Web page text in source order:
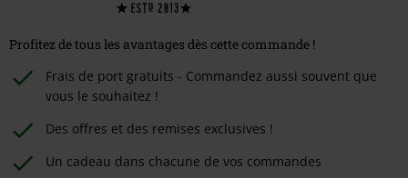
Profitez de tous les avantages dès cette commande !
Frais de port gratuits - Commandez aussi souvent que
vous le souhaitez !
Des offres et des remises exclusives !
Un cadeau dans chacune de vos commandes